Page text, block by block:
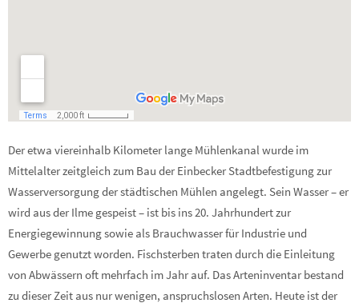
Der etwa viereinhalb Kilometer lange Mühlenkanal wurde im
Mittelalter zeitgleich zum Bau der Einbecker Stadtbefestigung zur
Wasserversorgung der städtischen Mühlen angelegt. Sein Wasser – er
wird aus der Ilme gespeist – ist bis ins 20. Jahrhundert zur
Energiegewinnung sowie als Brauchwasser für Industrie und
Gewerbe genutzt worden. Fischsterben traten durch die Einleitung
von Abwässern oft mehrfach im Jahr auf. Das Arteninventar bestand
zu dieser Zeit aus nur wenigen, anspruchslosen Arten. Heute ist der